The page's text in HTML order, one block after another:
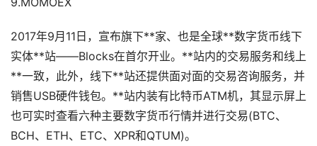
2017年9月11日，宣布旗下**家、也是全球**数字货币线下
实体**站——Blocks在首尔开业。**站内的交易服务和线上
**一致，此外，线下**站还提供面对面的交易咨询服务，并
销售USB硬件钱包。**站内装有比特币ATM机，其显示屏上
也可实时查看六种主要数字货币行情并进行交易(BTC、
BCH、ETH、ETC、XPR和QTUM)。